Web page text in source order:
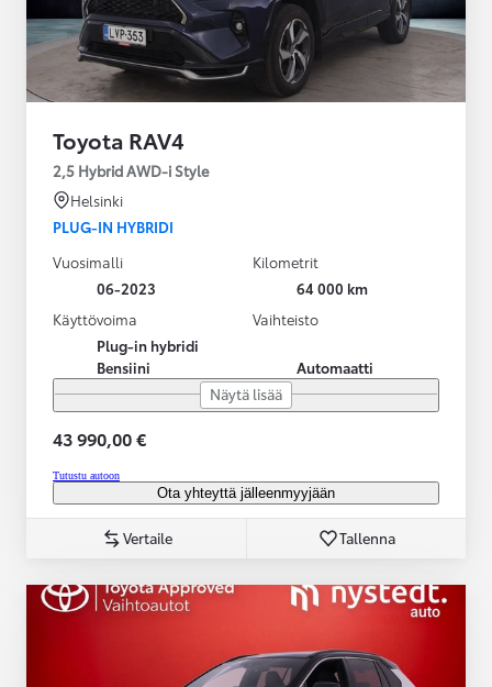
Toyota RAV4
2,5 Hybrid AWD-i Style
Helsinki
PLUG-IN HYBRIDI
Vuosimalli
06-2023
Kilometrit
64 000 km
Käyttövoima
Plug-in hybridi
Bensiini
Vaihteisto
Automaatti
Näytä lisää
43 990,00 €
Tutustu autoon
Ota yhteyttä jälleenmyyjään
Vertaile Tallenna